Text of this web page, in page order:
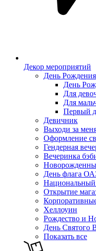
Декор мероприятий
День Рождения
День
Для
Для
Первый
Девичник
Выходи за
Оформление
Гендерная
Вечеринка
День флага
Открытие
Хеллоуин
Рождество и
День Святого
Показать все